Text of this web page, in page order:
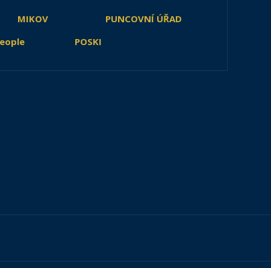
MIKOV
PUNCOVNÍ ÚŘAD
POSKI